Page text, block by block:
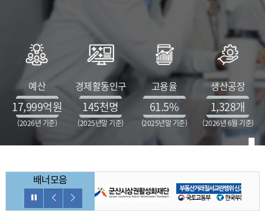
예산
17,999억원
(2026년 기준)
경제활동인구
145천명
(2025년말 기준)
고용율
61.5%
(2025년말 기준)
생산공장
1,328개
(2026년 6월 기준)
배너모음